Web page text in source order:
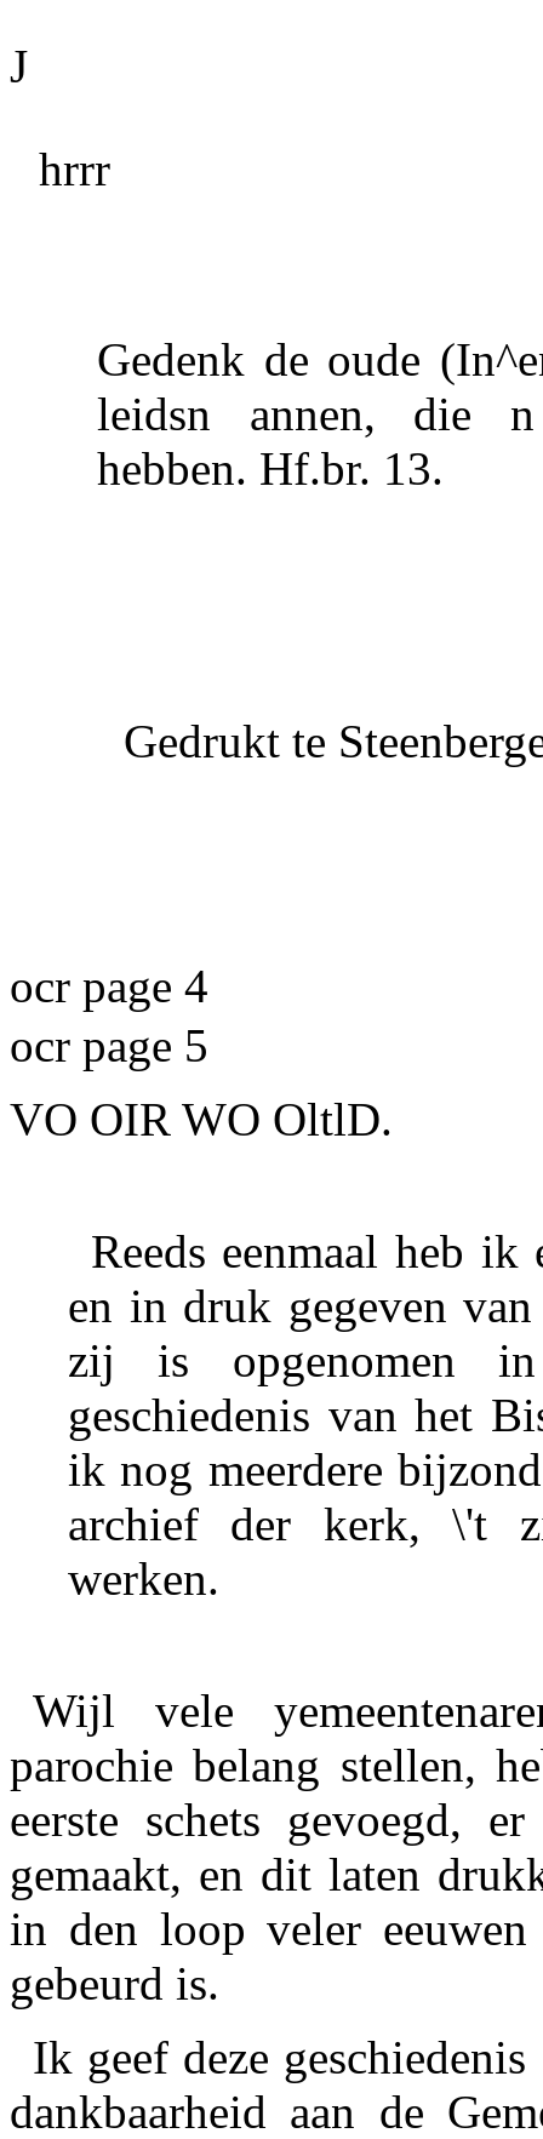
J
hrrr
Gedenk de oude
leidsn annen, die
hebben. Hf.br. 13.
Gedrukt te
ocr page 4
ocr page 5
VO OIR WO OltlD.
Reeds eenmaal heb ik
en in druk gegeven
zij is opgenomen
geschiedenis van het
ik nog meerdere
archief der kerk, \'t
werken.
Wijl vele
parochie belang stellen,
eerste schets gevoegd,
gemaakt, en dit laten
in den loop veler
gebeurd is.
Ik geef deze
dankbaarheid aan de